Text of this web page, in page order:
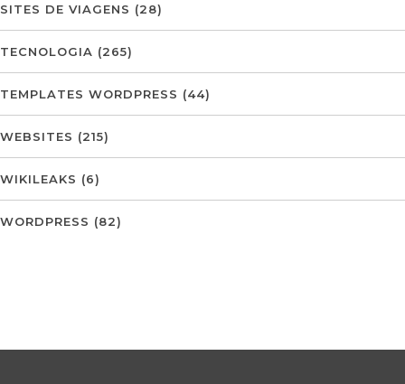
SITES DE VIAGENS (28)
TECNOLOGIA (265)
TEMPLATES WORDPRESS (44)
WEBSITES (215)
WIKILEAKS (6)
WORDPRESS (82)